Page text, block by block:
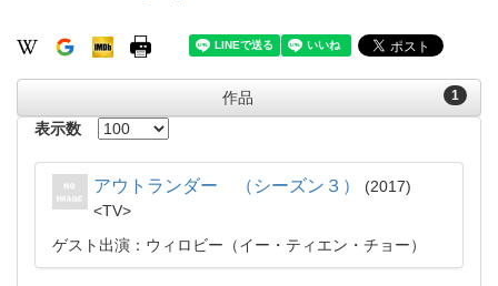
1
作品
表示数
アウトランダー （シーズン３）
2017
TV
ゲスト出演：ウィロビー（イー・ティエン・チョー）